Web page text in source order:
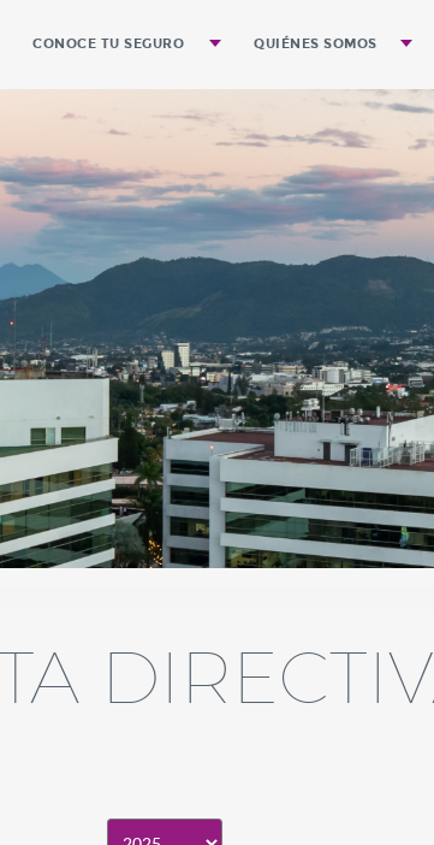
CONOCE TU SEGURO
Guía para el Trámite de Pagos
Guía para evitar Accidentes
QUIÉNES SOMOS
Gobierno Corporativo
Misión
Visión de Quálitas en
Valores que integran
Segmentos que
Cobertura Geográfica
Nuestra Expansión
Conducto Vial